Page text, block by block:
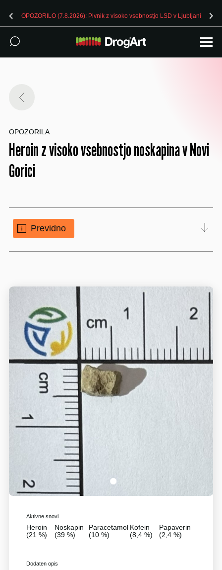
OPOZORILO (7.8.2026): Pivnik z visoko vsebnostjo LSD v Ljubljani
OPOZORILA
Heroin z visoko vsebnostjo noskapina v Novi
Gorici
Previdno
1
Aktivne snovi
Heroin
(21 %)
Noskapin
(39 %)
Paracetamol
(10 %)
Kofein
(8,4 %)
Papaverin
(2,4 %)
Dodaten opis